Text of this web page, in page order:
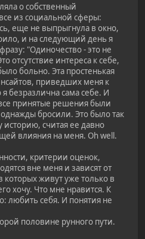
о собственный
из социальной сферы:
еще не выпрыгнула в окно,
и на следующий день я
"Одиночество - это не
отсутствие интереса к себе,
больно. Эта простенькая
приведших меня к
безразлична сама себе. И
принятые решения были
бросили. Это было так
историю, считая ее давно
влияния на меня. Oh well.
критерии оценок,
вне меня и зависят от
живут уже только в
хочу. Что мне нравится. К
любить себя. И понятия не
половине рунного пути.